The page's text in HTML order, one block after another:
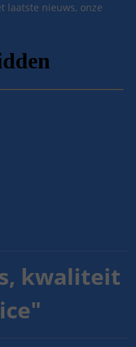
laatste nieuws, onze
kwaliteit
"